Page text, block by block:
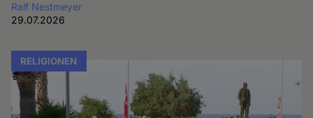
Ralf Nestmeyer
29.07.2026
RELIGIONEN